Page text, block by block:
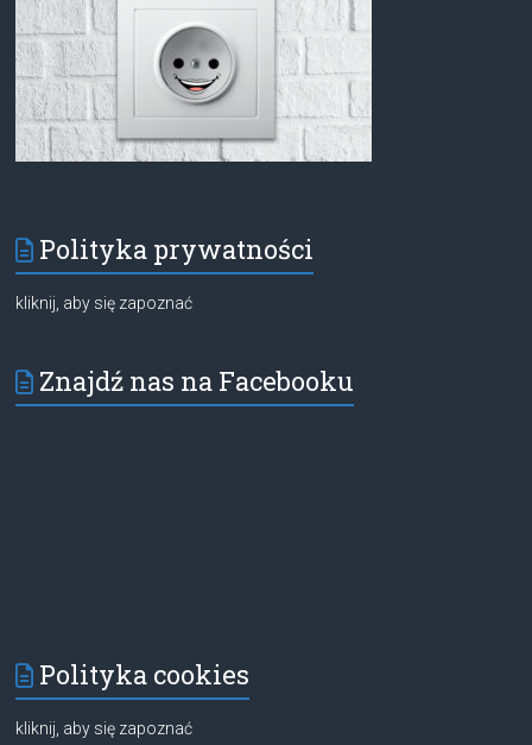
Polityka prywatności
kliknij, aby się zapoznać
Znajdź nas na Facebooku
Polityka cookies
kliknij, aby się zapoznać